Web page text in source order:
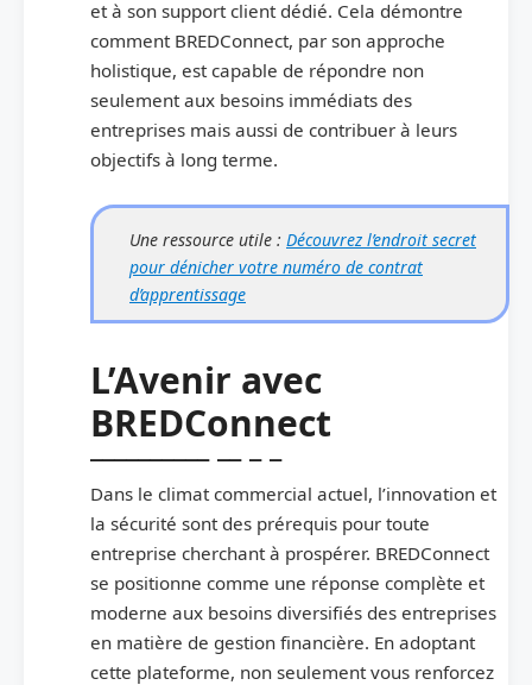
et à son support client dédié. Cela démontre
comment BREDConnect, par son approche
holistique, est capable de répondre non
seulement aux besoins immédiats des
entreprises mais aussi de contribuer à leurs
objectifs à long terme.
Une ressource utile : Découvrez l’endroit secret
pour dénicher votre numéro de contrat
d’apprentissage
L’Avenir avec
BREDConnect
Dans le climat commercial actuel, l’innovation et
la sécurité sont des prérequis pour toute
entreprise cherchant à prospérer. BREDConnect
se positionne comme une réponse complète et
moderne aux besoins diversifiés des entreprises
en matière de gestion financière. En adoptant
cette plateforme, non seulement vous renforcez